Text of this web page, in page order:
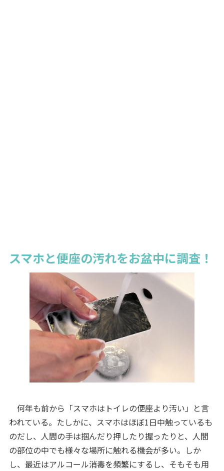
スマホと便座の汚れをお盆中に調査！
何年も前から「スマホはトイレの便座より汚い」と言
われている。たしかに、スマホはほぼ1日中触っているも
のだし、人間の手は掴んだり押したり握ったりと、人間
の部位の中でも様々な場所に触れる機会が多い。しか
し、最近はアルコール消毒を頻繁にするし、そもそも用